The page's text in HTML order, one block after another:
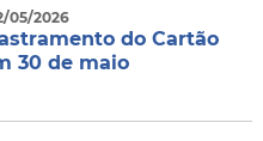
05/2026
do Cartão
30 de maio